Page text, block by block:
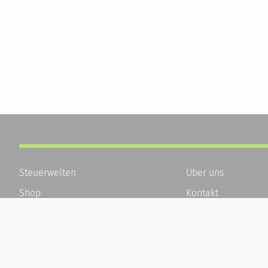
Steuerwelten
Shop
Über uns
Kontakt